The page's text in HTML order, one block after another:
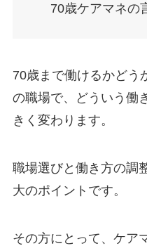
70歳ケアマネの
70歳まで働けるかどう
の職場で、どういう働
きく変わります。
職場選びと働き方の調
大のポイントです。
その方にとって、ケア